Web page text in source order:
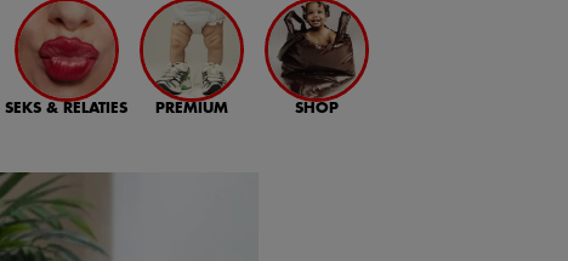
SEKS & RELATIES PREMIUM SHOP